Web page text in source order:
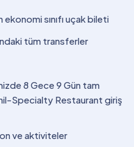
sınıfı uçak bileti
tüm transferler
8 Gece 9 Gün tam
Specialty Restaurant giriş
ve aktiviteler